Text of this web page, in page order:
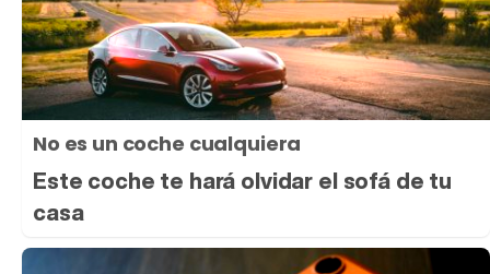
No es un coche cualquiera
Este coche te hará olvidar el sofá de tu
casa